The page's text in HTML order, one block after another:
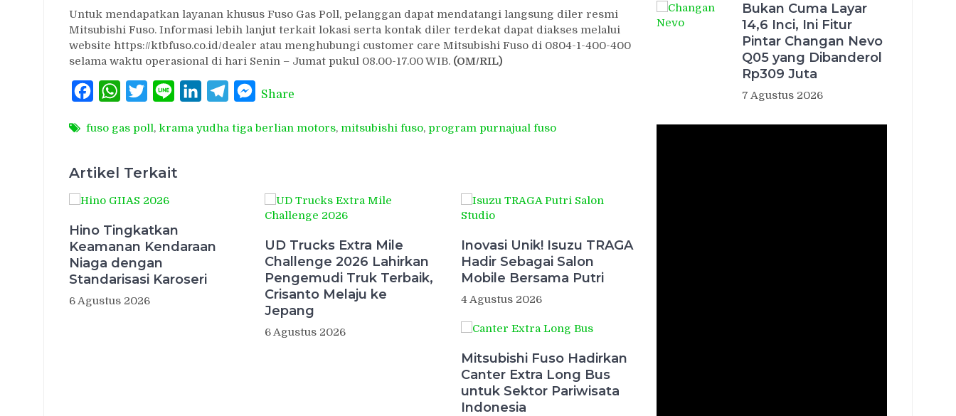
Untuk mendapatkan layanan khusus Fuso Gas Poll, pelanggan dapat mendatangi langsung diler resmi
Mitsubishi Fuso. Informasi lebih lanjut terkait lokasi serta kontak diler terdekat dapat diakses melalui
website https://ktbfuso.co.id/dealer atau menghubungi customer care Mitsubishi Fuso di 0804-1-400-400
selama waktu operasional di hari Senin – Jumat pukul 08.00-17.00 WIB. (OM/RIL)
FacebookWhatsAppTwitterLine LinkedInTelegramMessenger
Share
fuso gas poll, krama yudha tiga berlian motors, mitsubishi fuso, program purnajual fuso
Artikel Terkait
Hino Tingkatkan
Keamanan Kendaraan
Niaga dengan
Standarisasi Karoseri
6 Agustus 2026
UD Trucks Extra Mile
Challenge 2026 Lahirkan
Pengemudi Truk Terbaik,
Crisanto Melaju ke
Jepang
6 Agustus 2026
Inovasi Unik! Isuzu TRAGA
Hadir Sebagai Salon
Mobile Bersama Putri
4 Agustus 2026
Mitsubishi Fuso Hadirkan
Canter Extra Long Bus
untuk Sektor Pariwisata
Indonesia
Bukan Cuma Layar
14,6 Inci, Ini Fitur
Pintar Changan Nevo
Q05 yang Dibanderol
Rp309 Juta
7 Agustus 2026